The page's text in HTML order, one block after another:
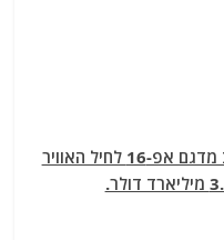
*- ארה"ב אישרה מכירת מטוסי קרב מדגם אפ-16 לחיל האוויר